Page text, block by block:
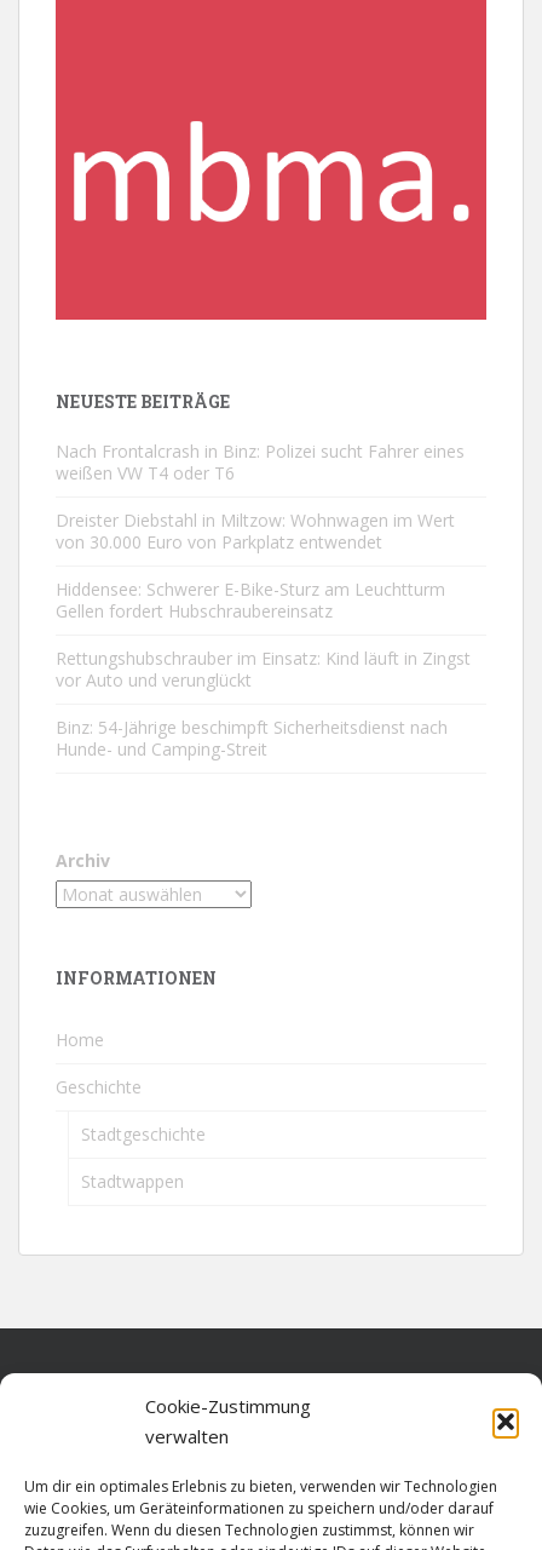
Cookie-Zustimmung
verwalten
Um dir ein optimales Erlebnis zu bieten, verwenden wir Technologien
wie Cookies, um Geräteinformationen zu speichern und/oder darauf
zuzugreifen. Wenn du diesen Technologien zustimmst, können wir
NEUESTE BEITRÄGE
Nach Frontalcrash in Binz: Polizei sucht Fahrer eines
weißen VW T4 oder T6
Dreister Diebstahl in Miltzow: Wohnwagen im Wert
von 30.000 Euro von Parkplatz entwendet
Hiddensee: Schwerer E-Bike-Sturz am Leuchtturm
Gellen fordert Hubschraubereinsatz
Rettungshubschrauber im Einsatz: Kind läuft in Zingst
vor Auto und verunglückt
Binz: 54-Jährige beschimpft Sicherheitsdienst nach
Hunde- und Camping-Streit
Archiv
INFORMATIONEN
Home
Geschichte
Stadtgeschichte
Stadtwappen
Datenschutz
Cookie-Richtlinie (EU)